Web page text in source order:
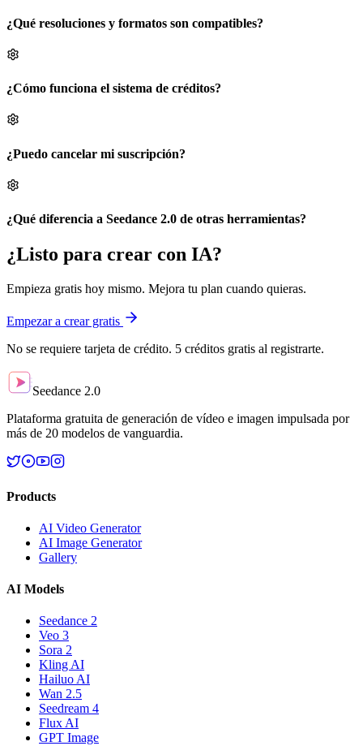
¿Qué resoluciones y formatos son compatibles?
¿Cómo funciona el sistema de créditos?
¿Puedo cancelar mi suscripción?
¿Qué diferencia a Seedance 2.0 de otras herramientas?
¿Listo para crear con IA?
Empieza gratis hoy mismo. Mejora tu plan cuando quieras.
Empezar a crear gratis
No se requiere tarjeta de crédito. 5 créditos gratis al registrarte.
Seedance 2.0
Plataforma gratuita de generación de vídeo e imagen impulsada por
más de 20 modelos de vanguardia.
Products
AI Video Generator
AI Image Generator
Gallery
AI Models
Seedance 2
Veo 3
Sora 2
Kling AI
Hailuo AI
Wan 2.5
Seedream 4
Flux AI
GPT Image